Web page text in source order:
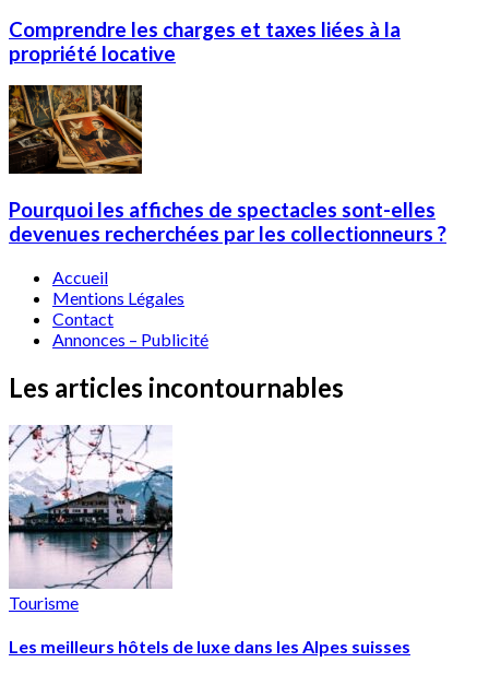
Comprendre les charges et taxes liées à la
propriété locative
Pourquoi les affiches de spectacles sont-elles
devenues recherchées par les collectionneurs ?
Accueil
Mentions Légales
Contact
Annonces – Publicité
Les articles incontournables
Tourisme
Les meilleurs hôtels de luxe dans les Alpes suisses